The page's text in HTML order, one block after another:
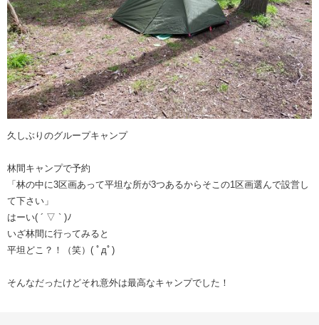
久しぶりのグループキャンプ
林間キャンプで予約
「林の中に3区画あって平坦な所が3つあるからそこの1区画選んで設営し
て下さい」
はーい( ´ ▽ ` )ﾉ
いざ林間に行ってみると
平坦どこ？！（笑）( ﾟдﾟ)
そんなだったけどそれ意外は最高なキャンプでした！